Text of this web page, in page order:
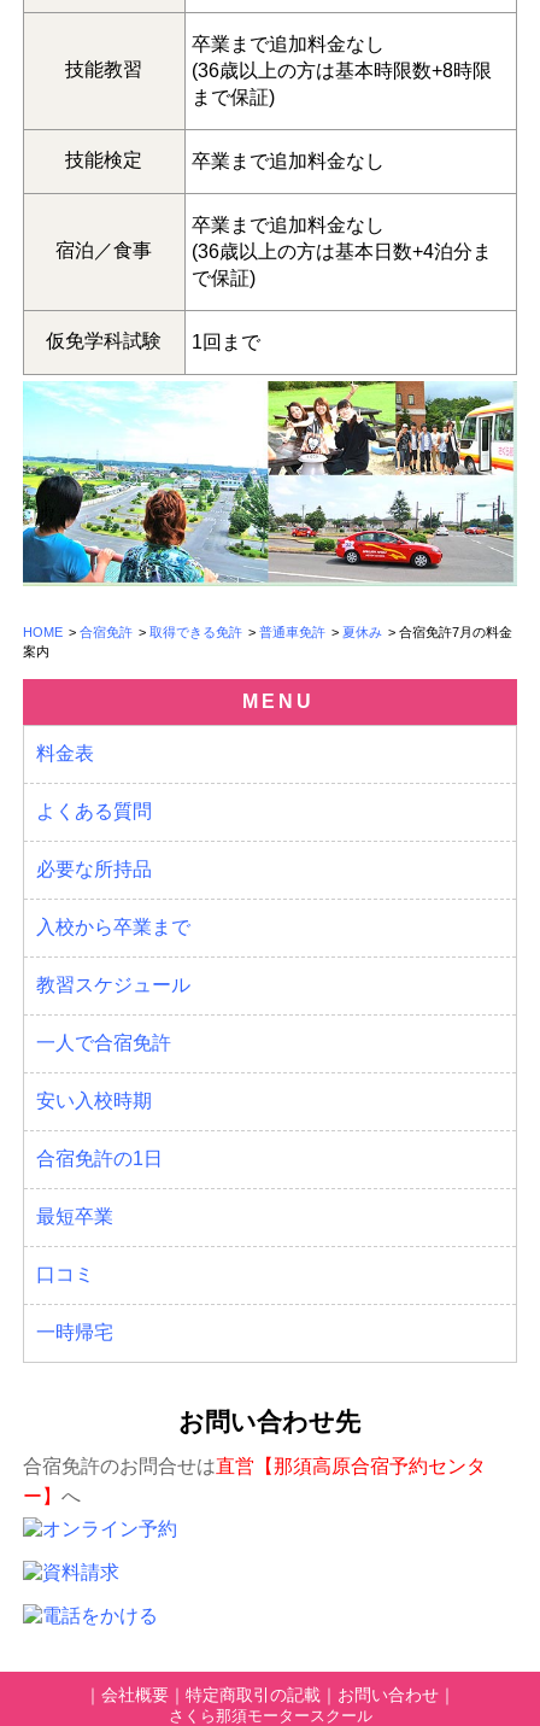
技能教習
卒業まで追加料金なし
(36歳以上の方は基本時限数+8時限
まで保証)
技能検定 卒業まで追加料金なし
宿泊／食事
卒業まで追加料金なし
(36歳以上の方は基本日数+4泊分ま
で保証)
仮免学科試験 1回まで
HOME > 合宿免許 > 取得できる免許 > 普通車免許 > 夏休み > 合宿免許7月の料金
案内
MENU
料金表
よくある質問
必要な所持品
入校から卒業まで
教習スケジュール
一人で合宿免許
安い入校時期
合宿免許の1日
最短卒業
口コミ
一時帰宅
お問い合わせ先
合宿免許のお問合せは直営【那須高原合宿予約センタ
ー】 へ
｜ 会社概要 ｜ 特定商取引の記載 ｜ お問い合わせ ｜
さくら那須モータースクール